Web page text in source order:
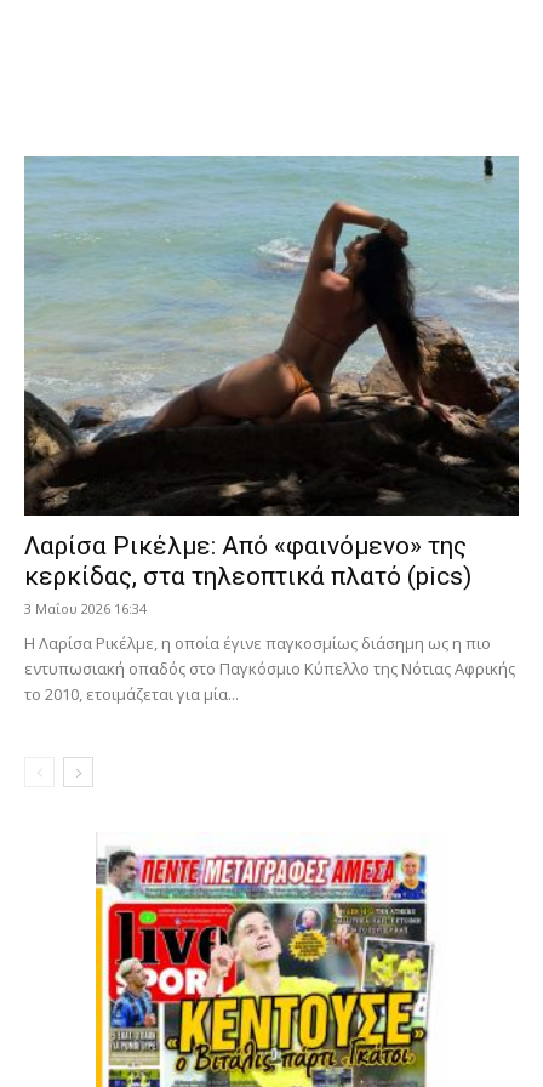
Λαρίσα Ρικέλμε: Από «φαινόμενο» της
κερκίδας, στα τηλεοπτικά πλατό (pics)
3 Μαΐου 2026 16:34
Η Λαρίσα Ρικέλμε, η οποία έγινε παγκοσμίως διάσημη ως η πιο
εντυπωσιακή οπαδός στο Παγκόσμιο Κύπελλο της Νότιας Αφρικής
το 2010, ετοιμάζεται για μία...